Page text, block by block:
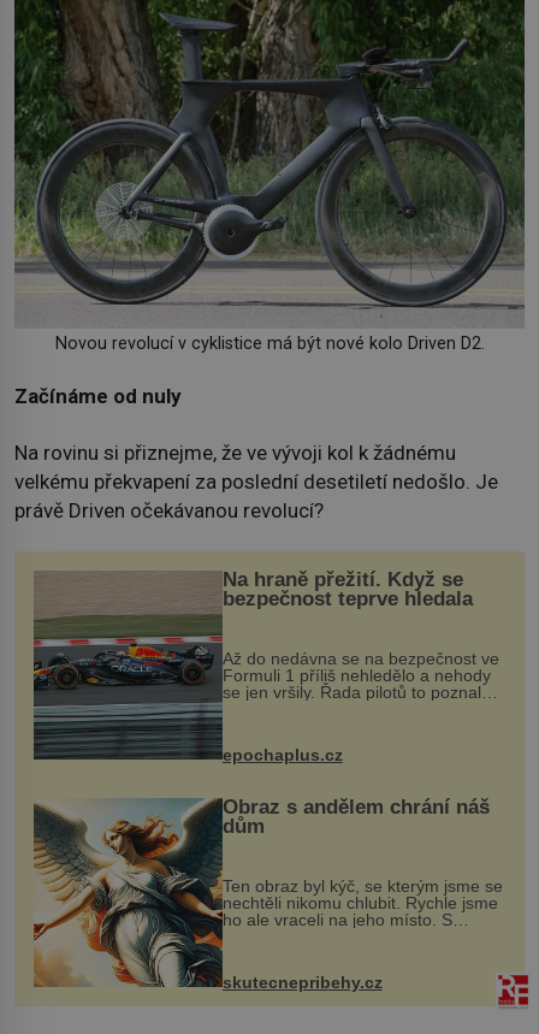
Novou revolucí v cyklistice má být nové kolo Driven D2.
Začínáme od nuly
Na rovinu si přiznejme, že ve vývoji kol k žádnému
velkému překvapení za poslední desetiletí nedošlo. Je
právě Driven očekávanou revolucí?
Na hraně přežití. Když se
bezpečnost teprve hledala
Až do nedávna se na bezpečnost ve
Formuli 1 příliš nehledělo a nehody
se jen vršily. Řada pilotů to poznala
na vlastní kůži, často s trvalými
následky nebo bohužel i ztrátou
života. Dnes nepochopiteln...
epochaplus.cz
Obraz s andělem chrání náš
dům
Ten obraz byl kýč, se kterým jsme se
nechtěli nikomu chlubit. Rychle jsme
ho ale vraceli na jeho místo. S
manželem Vaškem jsme si pořídili
chaloupku, takový domek na severu
Čech, kde jsme si naplánova...
skutecnepribehy.cz